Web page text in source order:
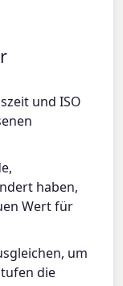
und ISO
haben,
Wert für
um
die